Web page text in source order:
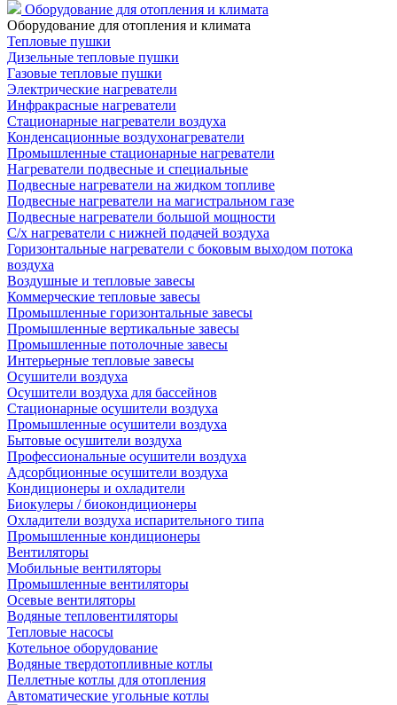
Оборудование для отопления и климата
Оборудование для отопления и климата
Тепловые пушки
Дизельные тепловые пушки
Газовые тепловые пушки
Электрические нагреватели
Инфракрасные нагреватели
Стационарные нагреватели воздуха
Конденсационные воздухонагреватели
Промышленные стационарные нагреватели
Нагреватели подвесные и специальные
Подвесные нагреватели на жидком топливе
Подвесные нагреватели на магистральном газе
Подвесные нагреватели большой мощности
С/х нагреватели с нижней подачей воздуха
Горизонтальные нагреватели с боковым выходом потока
воздуха
Воздушные и тепловые завесы
Коммерческие тепловые завесы
Промышленные горизонтальные завесы
Промышленные вертикальные завесы
Промышленные потолочные завесы
Интерьерные тепловые завесы
Осушители воздуха
Осушители воздуха для бассейнов
Стационарные осушители воздуха
Промышленные осушители воздуха
Бытовые осушители воздуха
Профессиональные осушители воздуха
Адсорбционные осушители воздуха
Кондиционеры и охладители
Биокулеры / биокондиционеры
Охладители воздуха испарительного типа
Промышленные кондиционеры
Вентиляторы
Мобильные вентиляторы
Промышленные вентиляторы
Осевые вентиляторы
Водяные тепловентиляторы
Тепловые насосы
Котельное оборудование
Водяные твердотопливные котлы
Пеллетные котлы для отопления
Автоматические угольные котлы